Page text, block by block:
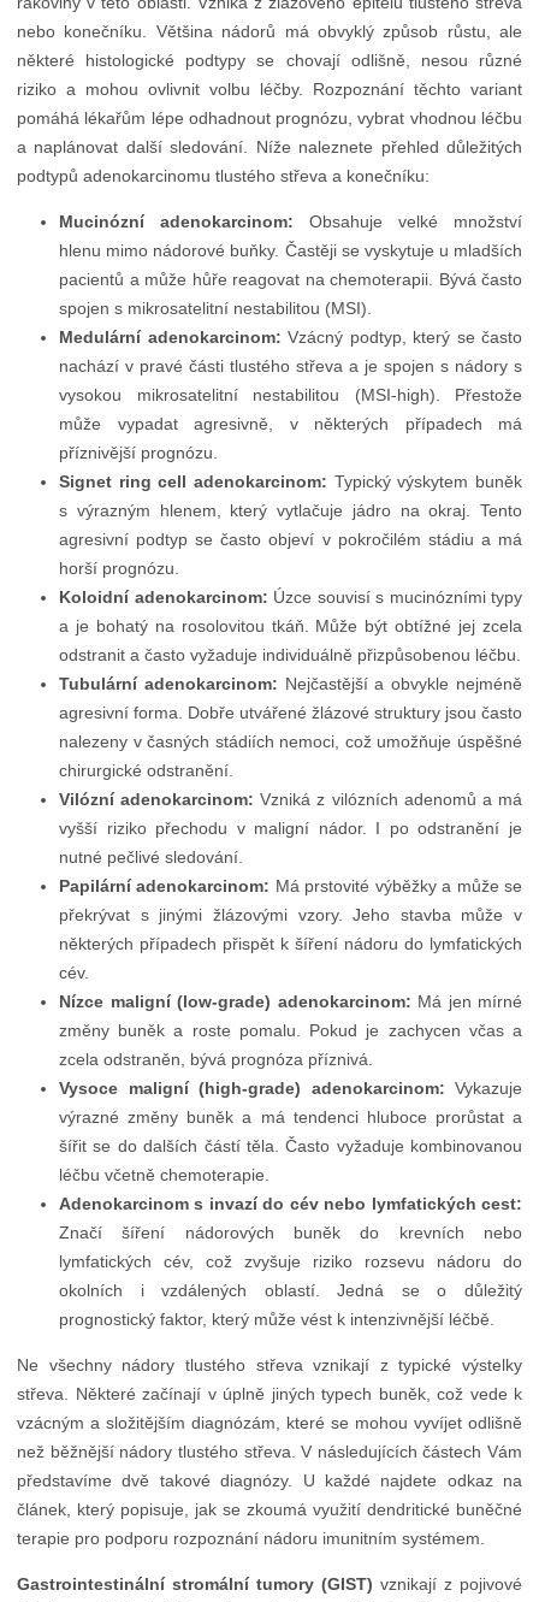
nebo konečníku. Většina nádorů má obvyklý způsob růstu, ale
některé histologické podtypy se chovají odlišně, nesou různé
riziko a mohou ovlivnit volbu léčby. Rozpoznání těchto variant
pomáhá lékařům lépe odhadnout prognózu, vybrat vhodnou léčbu
a naplánovat další sledování. Níže naleznete přehled důležitých
podtypů adenokarcinomu tlustého střeva a konečníku:
Mucinózní adenokarcinom: Obsahuje velké množství
hlenu mimo nádorové buňky. Častěji se vyskytuje u mladších
pacientů a může hůře reagovat na chemoterapii. Bývá často
spojen s mikrosatelitní nestabilitou (MSI).
Medulární adenokarcinom: Vzácný podtyp, který se často
nachází v pravé části tlustého střeva a je spojen s nádory s
vysokou mikrosatelitní nestabilitou (MSI-high). Přestože
může vypadat agresivně, v některých případech má
příznivější prognózu.
Signet ring cell adenokarcinom: Typický výskytem buněk
s výrazným hlenem, který vytlačuje jádro na okraj. Tento
agresivní podtyp se často objeví v pokročilém stádiu a má
horší prognózu.
Koloidní adenokarcinom: Úzce souvisí s mucinózními typy
a je bohatý na rosolovitou tkáň. Může být obtížné jej zcela
odstranit a často vyžaduje individuálně přizpůsobenou léčbu.
Tubulární adenokarcinom: Nejčastější a obvykle nejméně
agresivní forma. Dobře utvářené žlázové struktury jsou často
nalezeny v časných stádiích nemoci, což umožňuje úspěšné
chirurgické odstranění.
Vilózní adenokarcinom: Vzniká z vilózních adenomů a má
vyšší riziko přechodu v maligní nádor. I po odstranění je
nutné pečlivé sledování.
Papilární adenokarcinom: Má prstovité výběžky a může se
překrývat s jinými žlázovými vzory. Jeho stavba může v
některých případech přispět k šíření nádoru do lymfatických
cév.
Nízce maligní (low-grade) adenokarcinom: Má jen mírné
změny buněk a roste pomalu. Pokud je zachycen včas a
zcela odstraněn, bývá prognóza příznivá.
Vysoce maligní (high-grade) adenokarcinom: Vykazuje
výrazné změny buněk a má tendenci hluboce prorůstat a
šířit se do dalších částí těla. Často vyžaduje kombinovanou
léčbu včetně chemoterapie.
Adenokarcinom s invazí do cév nebo lymfatických cest:
Značí šíření nádorových buněk do krevních nebo
lymfatických cév, což zvyšuje riziko rozsevu nádoru do
okolních i vzdálených oblastí. Jedná se o důležitý
prognostický faktor, který může vést k intenzivnější léčbě.
Ne všechny nádory tlustého střeva vznikají z typické výstelky
střeva. Některé začínají v úplně jiných typech buněk, což vede k
vzácným a složitějším diagnózám, které se mohou vyvíjet odlišně
než běžnější nádory tlustého střeva. V následujících částech Vám
představíme dvě takové diagnózy. U každé najdete odkaz na
článek, který popisuje, jak se zkoumá využití dendritické buněčné
terapie pro podporu rozpoznání nádoru imunitním systémem.
Gastrointestinální stromální tumory (GIST) vznikají z pojivové